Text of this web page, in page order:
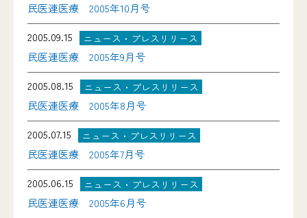
民医連医療 2005年10月号
2005.09.15
ニュース・プレスリリース
民医連医療 2005年9月号
2005.08.15
ニュース・プレスリリース
民医連医療 2005年8月号
2005.07.15
ニュース・プレスリリース
民医連医療 2005年7月号
2005.06.15
ニュース・プレスリリース
民医連医療 2005年6月号